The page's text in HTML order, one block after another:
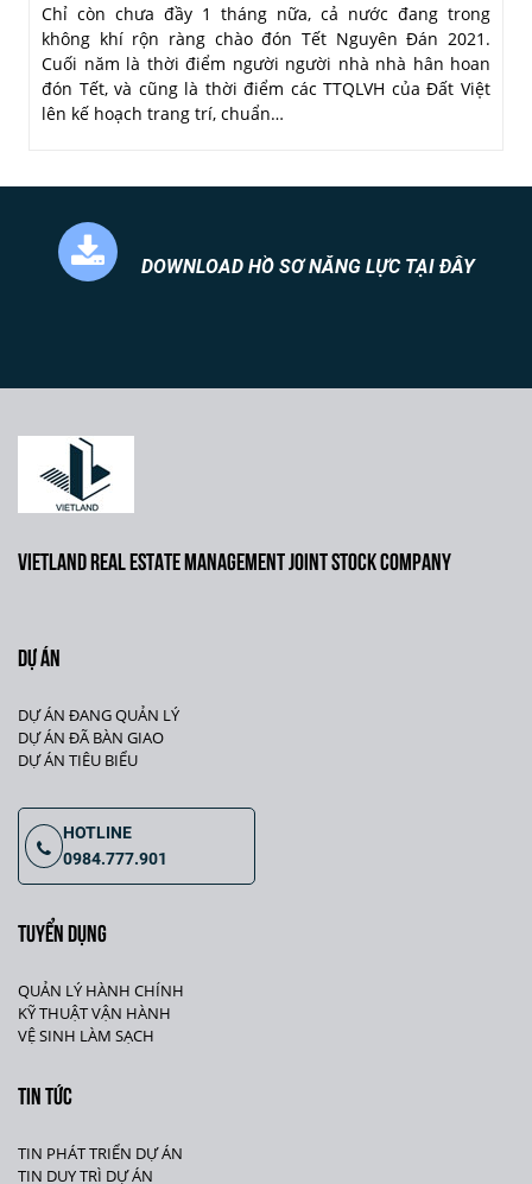
Chỉ còn chưa đầy 1 tháng nữa, cả nước đang trong
không khí rộn ràng chào đón Tết Nguyên Đán 2021.
Cuối năm là thời điểm người người nhà nhà hân hoan
đón Tết, và cũng là thời điểm các TTQLVH của Đất Việt
lên kế hoạch trang trí, chuẩn…
DOWNLOAD HỒ SƠ NĂNG LỰC TẠI ĐÂY
VIETLAND REAL ESTATE MANAGEMENT JOINT STOCK COMPANY
DỰ ÁN
DỰ ÁN ĐANG QUẢN LÝ
DỰ ÁN ĐÃ BÀN GIAO
DỰ ÁN TIÊU BIỂU
HOTLINE
0984.777.901
TUYỂN DỤNG
QUẢN LÝ HÀNH CHÍNH
KỸ THUẬT VẬN HÀNH
VỆ SINH LÀM SẠCH
TIN TỨC
TIN PHÁT TRIỂN DỰ ÁN
TIN DUY TRÌ DỰ ÁN